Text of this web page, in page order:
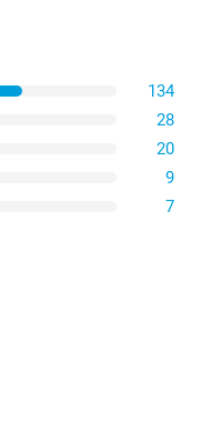
pour déguster
des amuse-gueules
134
28
20
9
7